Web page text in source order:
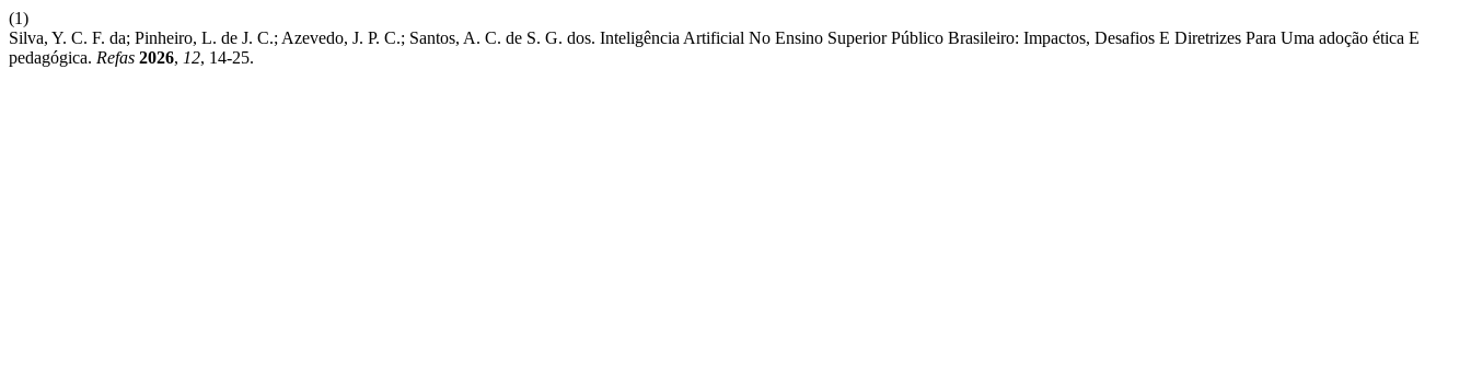
(1)
Silva, Y. C. F. da; Pinheiro, L. de J. C.; Azevedo, J. P. C.; Santos, A. C. de S. G. dos. Inteligência Artificial No Ensino Superior Público Brasileiro: Impactos, Desafios E Diretrizes Para Uma adoção ética E
pedagógica. Refas 2026, 12, 14-25.